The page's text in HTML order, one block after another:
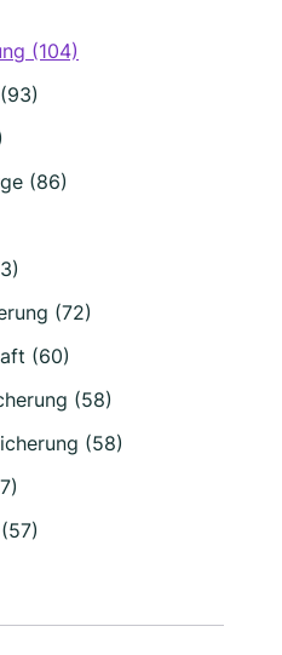
(104)
(86)
(72)
(60)
(58)
(58)